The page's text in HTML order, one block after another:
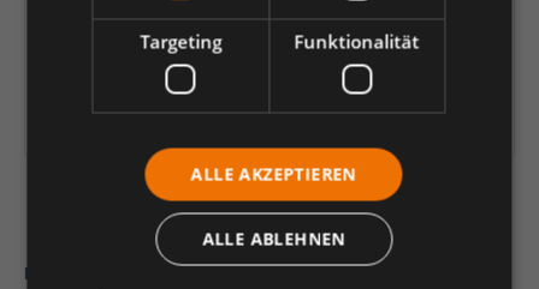
Anzahl verringern Anzahl erhöhen
In den Warenkorb
Beschreibung
Targeting Funktionalität
ALLE AKZEPTIEREN
ALLE ABLEHNEN